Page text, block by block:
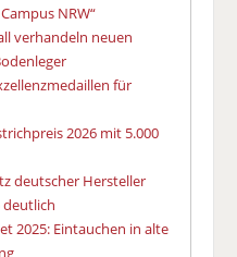
NRW“
verhandeln neuen
für
2026 mit 5.000
deutscher Hersteller
deutlich
2025: Eintauchen in alte